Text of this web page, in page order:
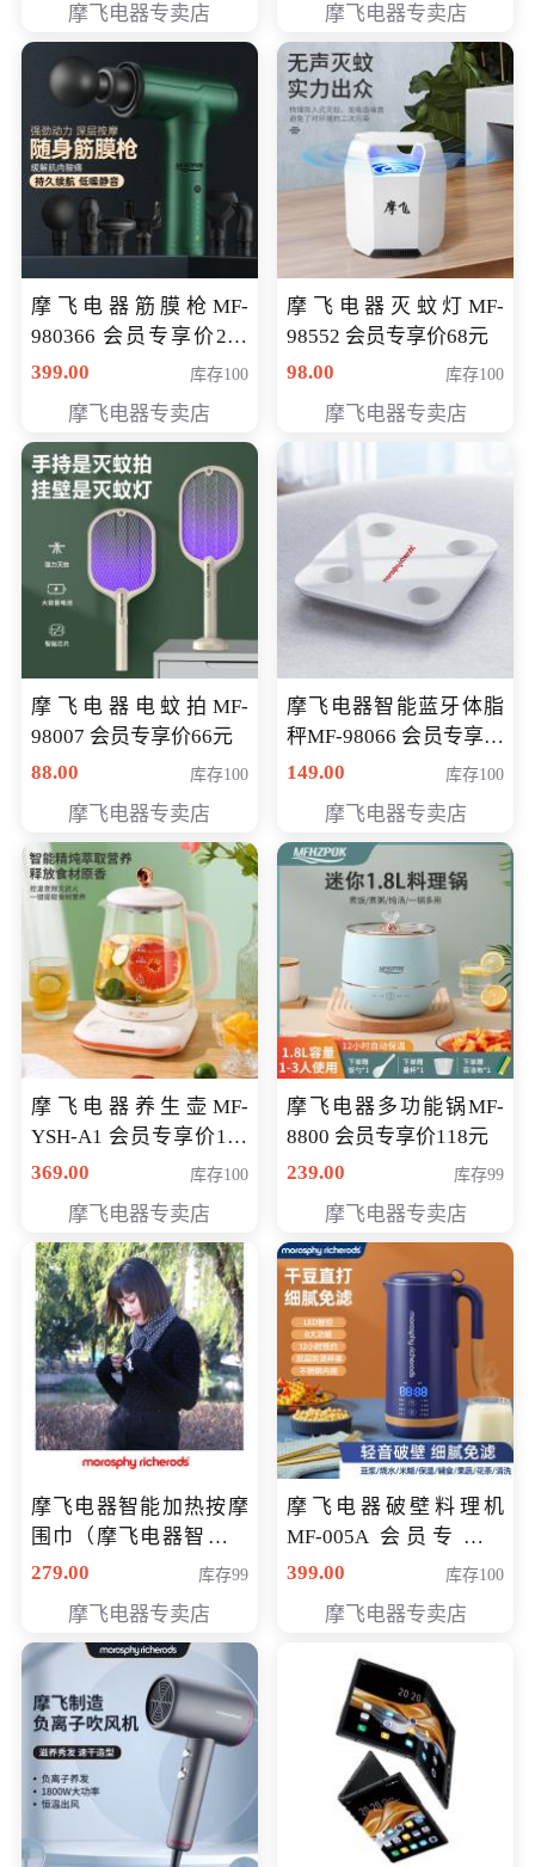
摩飞电器专卖店 摩飞电器专卖店
摩飞电器筋膜枪MF-
980366 会员专享价299
元
399.00 库存100
摩飞电器专卖店
摩飞电器灭蚊灯MF-
98552 会员专享价68元
98.00
库存100
摩飞电器专卖店
摩飞电器电蚊拍MF-
98007 会员专享价66元
88.00
库存100
摩飞电器专卖店
摩飞电器智能蓝牙体脂
秤MF-98066 会员专享价
98元
149.00 库存100
摩飞电器专卖店
摩飞电器养生壶MF-
YSH-A1 会员专享价198
元
369.00 库存100
摩飞电器专卖店
摩飞电器多功能锅MF-
8800 会员专享价118元
239.00
库存99
摩飞电器专卖店
摩飞电器智能加热按摩
围巾（摩飞电器智能加
热按摩围脖） 会员专享
279.00 库存99
摩飞电器专卖店
摩飞电器破壁料理机
MF-005A 会员专享价
198元
399.00 库存100
摩飞电器专卖店